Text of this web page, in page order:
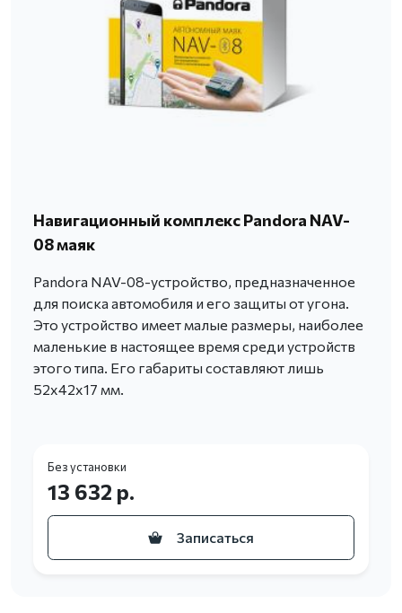
Навигационный комплекс Pandora NAV-
08 маяк
Pandora NAV-08-устройство, предназначенное
для поиска автомобиля и его защиты от угона.
Это устройство имеет малые размеры, наиболее
маленькие в настоящее время среди устройств
этого типа. Его габариты составляют лишь
52х42х17 мм.
Без установки
13 632 р.
Записаться